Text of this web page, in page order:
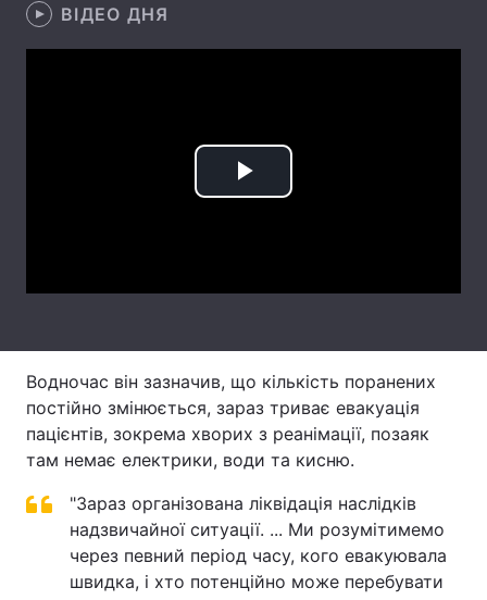
ВІДЕО ДНЯ
Play
Водночас він зазначив, що кількість поранених
постійно змінюється, зараз триває евакуація
пацієнтів, зокрема хворих з реанімації, позаяк
там немає електрики, води та кисню.
"Зараз організована ліквідація наслідків
надзвичайної ситуації. ... Ми розумітимемо
через певний період часу, кого евакуювала
швидка, і хто потенційно може перебувати